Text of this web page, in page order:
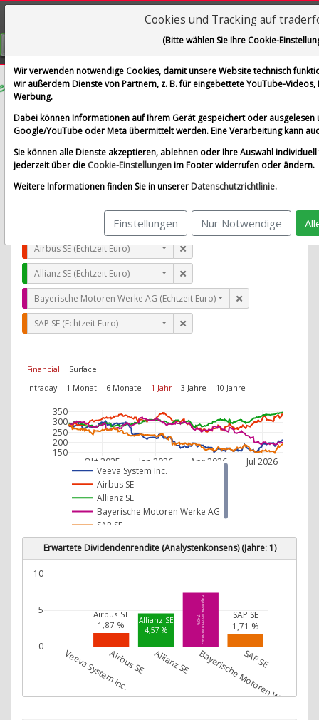
Veeva System Inc.
im Vergleich mit Airbus SE, Allianz SE, Bayerische
Aktualisieren
Veeva System Inc. (Echtzeit USD)
Airbus SE (Echtzeit Euro)
Allianz SE (Echtzeit Euro)
Bayerische Motoren Werke AG (Echtzeit Euro)
SAP SE (Echtzeit Euro)
Financial
Surface
Intraday
1 Monat 6 Monate 1 Jahr 3 Jahre 10 Jahre
Okt 2025 Jan 2026 Apr 2026 Jul 2026
150
200
250
300
350
Veeva System Inc.
Airbus SE
Allianz SE
Bayerische Motoren Werke AG
SAP SE
Erwartete Dividendenrendite (Analystenkonsens) (Jahre: 1)
Airbus SE
1,87 % Allianz SE
4,57 % Bayerische Motoren Werke AG
7,40 % SAP SE
1,71 %
Veeva System Inc.
Airbus SE Allianz SE Bayerische Motoren Werke AG
SAP SE
0
5
10
Cookies und Tracking auf
(Bitte wählen Sie Ihre Cookie-
Wir verwenden notwendige Cookies, damit unsere Website technisch
wir außerdem Dienste von Partnern, z. B. für eingebettete YouTube-
Werbung.
Dabei können Informationen auf Ihrem Gerät gespeichert oder
Google/YouTube oder Meta übermittelt werden. Eine Verarbeitung kann
Sie können alle Dienste akzeptieren, ablehnen oder Ihre Auswahl
jederzeit über die Cookie-Einstellungenim Footer widerrufen oder ändern.
Weitere Informationen finden Sie in unserer Datenschutzrichtlinie.
Einstellungen Nur Notwendige